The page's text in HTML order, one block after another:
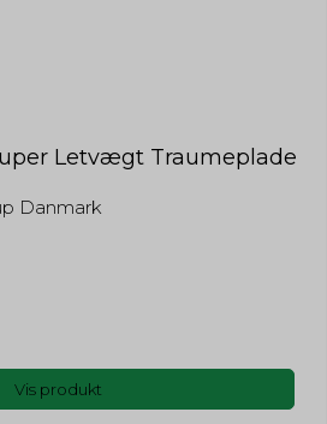
Letvægt Traumeplade
Danmark
Vis produkt